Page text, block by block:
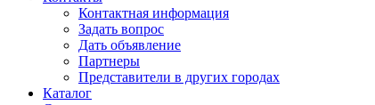
Контактная информация
Задать вопрос
Дать объявление
Партнеры
Представители в других городах
Каталог